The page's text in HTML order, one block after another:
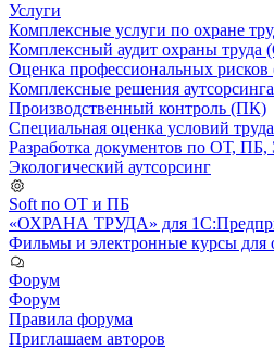
Услуги
Комплексные услуги по охране
Комплексный аудит охраны труда
Оценка профессиональных
Комплексные решения
Производственный контроль (ПК)
Специальная оценка условий труда
Разработка документов по ОТ,
Экологический аутсорсинг
Soft по ОТ и ПБ
«ОХРАНА ТРУДА» для
Фильмы и электронные курсы для
Форум
Форум
Правила форума
Приглашаем авторов